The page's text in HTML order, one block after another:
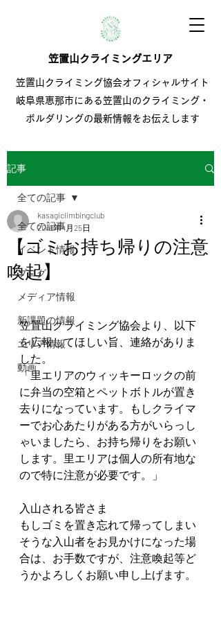
笠置山クライミング協会オフィシャルサイト
岐阜県恵那市にある笠置山のクライミング・
ボルダリングの最新情報をお伝えします
笠置山クライミングエリア
記事
全ての記事
イベント情報
ブログ
メディア情報
新課題の情報
エリア情報
動画
全ての記事
【ゴミお持ち帰りの注意
喚起】
kasagiclimbingclub
2019年4月25日
笠置山クライミング協会より、以下
を広報してほしい旨、連絡がありま
した。
「里エリアのウィッキーロックの前
に弁当の空箱とペットボトルが置き
去りになっています。もしクライマ
ーでお心あたりがある方がいらっし
ゃいましたら、お持ち帰りをお願い
します。里エリアは個人の所有地な
ので特に注意が必要です。」
入山される皆さま
もしゴミを置き忘れて帰ってしまい
そうな入山者をお見かけになった場
合は、お手数ですが、注意喚起等ど
うかよろしくお願い申し上げます。